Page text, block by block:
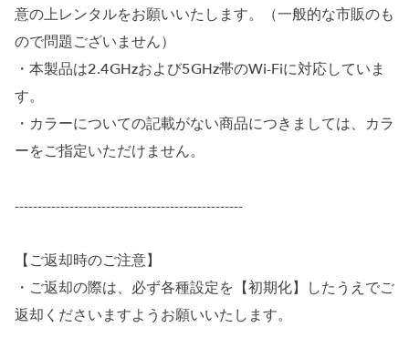
意の上レンタルをお願いいたします。（一般的な市販のも
ので問題ございません）
・本製品は2.4GHzおよび5GHz帯のWi-Fiに対応していま
す。
・カラーについての記載がない商品につきましては、カラ
ーをご指定いただけません。
--------------------------------------------------
【ご返却時のご注意】
・ご返却の際は、必ず各種設定を【初期化】したうえでご
返却くださいますようお願いいたします。